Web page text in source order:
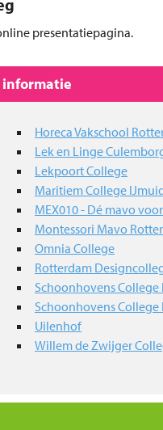
presentatiepagina.
informatie
Horeca Vakschool
Lek en Linge
Lekpoort College
Maritiem College
MEX010 - Dé mavo
Montessori Mavo
Omnia College
Rotterdam
Schoonhovens
Schoonhovens
Uilenhof
Willem de Zwijger